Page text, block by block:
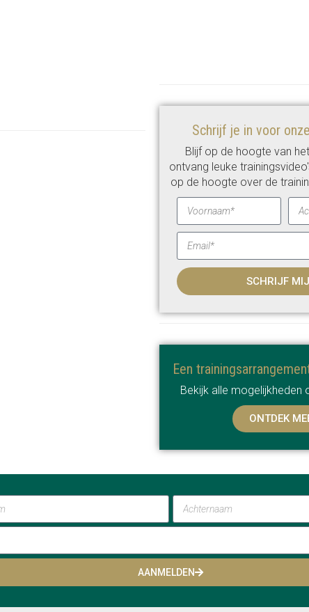
Schrijf je in voor
Blijf op de hoogte van
ontvang leuke
op de hoogte over de
SCHRIJF
Een
Bekijk alle mogelijkheden
ONTDEK
AANMELDEN